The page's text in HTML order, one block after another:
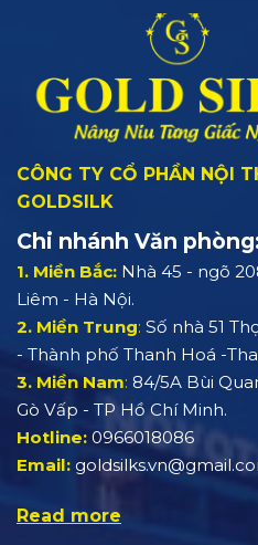
CÔNG TY CỔ PHẦN NỘI
GOLDSILK
Chi nhánh Văn
1. Miền Bắc: Nhà 45 - ngõ
Liêm - Hà Nội.
2. Miền Trung: Số nhà 51
- Thành phố Thanh Hoá -
3. Miền Nam: 84/5A Bùi
Gò Vấp - TP Hồ Chí Minh.
Hotline: 0966018086
Email:
Read more